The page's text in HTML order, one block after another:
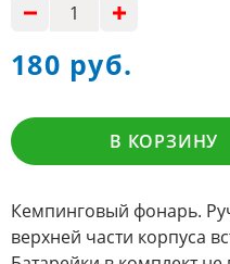
180 руб.
В КОРЗИНУ
Кемпинговый фонарь.
верхней части корпуса